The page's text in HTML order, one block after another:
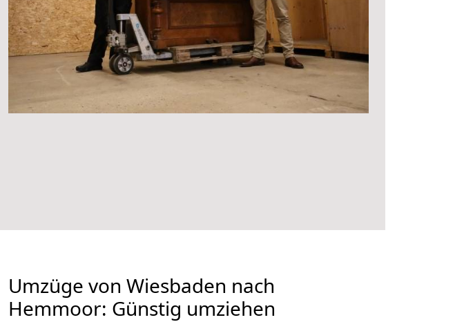
Umzüge von Wiesbaden nach
Hemmoor: Günstig umziehen